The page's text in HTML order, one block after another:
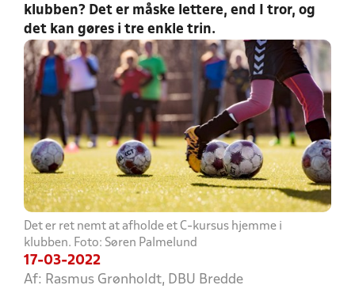
klubben? Det er måske lettere, end I tror, og
det kan gøres i tre enkle trin.
Det er ret nemt at afholde et C-kursus hjemme i
klubben. Foto: Søren Palmelund
17-03-2022
Af: Rasmus Grønholdt, DBU Bredde